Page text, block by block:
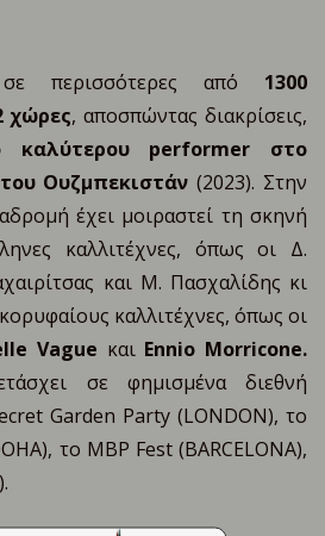
σε περισσότερες από 1300
χώρες, αποσπώντας διακρίσεις,
καλύτερου performer στο
Ουζμπεκιστάν (2023). Στην
έχει μοιραστεί τη σκηνή
καλλιτέχνες, όπως οι Δ.
και Μ. Πασχαλίδης κι
καλλιτέχνες, όπως οι
Vague καιEnnio Morricone.
σε φημισμένα διεθνή
Garden Party (LONDON), το
το MBP Fest (BARCELONA),